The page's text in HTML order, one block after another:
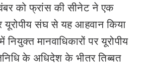
को फ्रांस की सीनेट ने एक
यूरोपीय संघ से यह आहवान किया
मानवाधिकारों पर यूरोपीय
के अधिदेश के भीतर तिब्बत